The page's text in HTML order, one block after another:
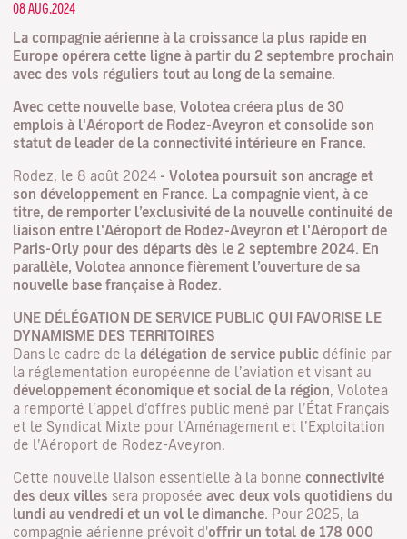
08 AUG.2024
La compagnie aérienne à la croissance la plus rapide en
Europe opérera cette ligne à partir du 2 septembre prochain
avec des vols réguliers tout au long de la semaine.
Avec cette nouvelle base, Volotea créera plus de 30
emplois à l'Aéroport de Rodez-Aveyron et consolide son
statut de leader de la connectivité intérieure en France.
Rodez, le 8 août 2024 - Volotea poursuit son ancrage et
son développement en France. La compagnie vient, à ce
titre, de remporter l’exclusivité de la nouvelle continuité de
liaison entre l'Aéroport de Rodez-Aveyron et l'Aéroport de
Paris-Orly pour des départs dès le 2 septembre 2024. En
parallèle, Volotea annonce fièrement l’ouverture de sa
nouvelle base française à Rodez.
UNE DÉLÉGATION DE SERVICE PUBLIC QUI FAVORISE LE
DYNAMISME DES TERRITOIRES
Dans le cadre de la délégation de service public définie par
la réglementation européenne de l’aviation et visant au
développement économique et social de la région, Volotea
a remporté l’appel d’offres public mené par l’État Français
et le Syndicat Mixte pour l’Aménagement et l’Exploitation
de l’Aéroport de Rodez-Aveyron.
Cette nouvelle liaison essentielle à la bonne connectivité
des deux villes sera proposée avec deux vols quotidiens du
lundi au vendredi et un vol le dimanche. Pour 2025, la
compagnie aérienne prévoit d'offrir un total de 178 000